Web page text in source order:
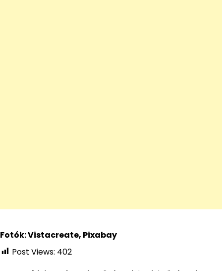
Fotók: Vistacreate, Pixabay
Post Views: 402